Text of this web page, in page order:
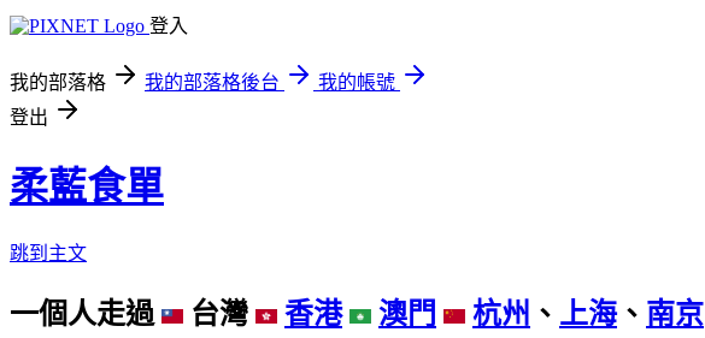
登入
我的部落格 我的部落格後台
我的帳號
登出
柔藍食單
跳到主文
一個人走過 台灣 香港 澳門 杭州 、 上海、 南京